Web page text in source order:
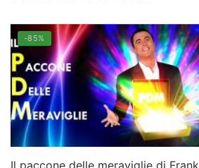
-85%